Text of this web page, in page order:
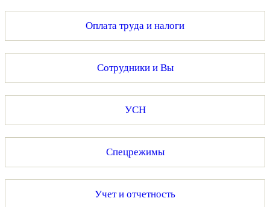
Оплата труда и налоги
Сотрудники и Вы
УСН
Спецрежимы
Учет и отчетность